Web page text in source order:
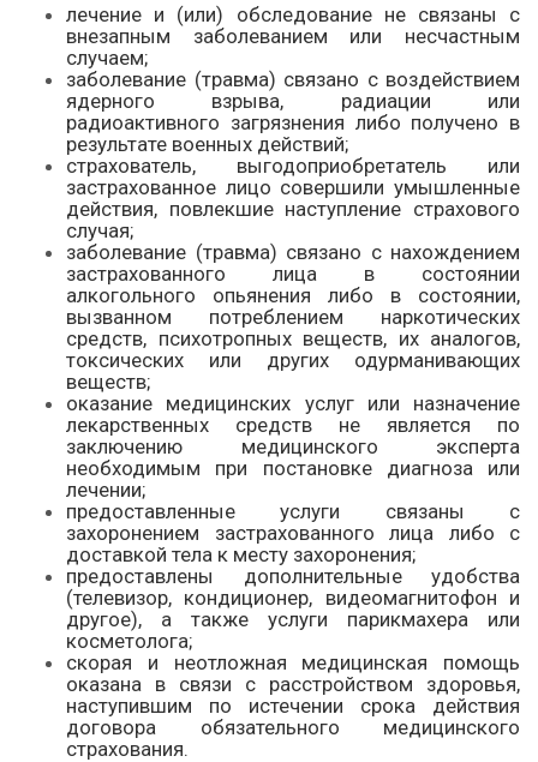
лечение и (или) обследование не связаны с
внезапным заболеванием или несчастным
случаем;
заболевание (травма) связано с воздействием
ядерного взрыва, радиации или
радиоактивного загрязнения либо получено в
результате военных действий;
страхователь, выгодоприобретатель или
застрахованное лицо совершили умышленные
действия, повлекшие наступление страхового
случая;
заболевание (травма) связано с нахождением
застрахованного лица в состоянии
алкогольного опьянения либо в состоянии,
вызванном потреблением наркотических
средств, психотропных веществ, их аналогов,
токсических или других одурманивающих
веществ;
оказание медицинских услуг или назначение
лекарственных средств не является по
заключению медицинского эксперта
необходимым при постановке диагноза или
лечении;
предоставленные услуги связаны с
захоронением застрахованного лица либо с
доставкой тела к месту захоронения;
предоставлены дополнительные удобства
(телевизор, кондиционер, видеомагнитофон и
другое), а также услуги парикмахера или
косметолога;
скорая и неотложная медицинская помощь
оказана в связи с расстройством здоровья,
наступившим по истечении срока действия
договора обязательного медицинского
страхования.